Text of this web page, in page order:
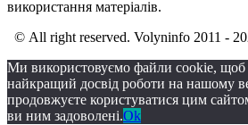
використання матеріалів.
© All right reserved. Volyninfo 2011 -
Ми використовуємо файли cookie, щоб
найкращий досвід роботи на нашому
продовжуєте користуватися цим
ви ним задоволені.Ok